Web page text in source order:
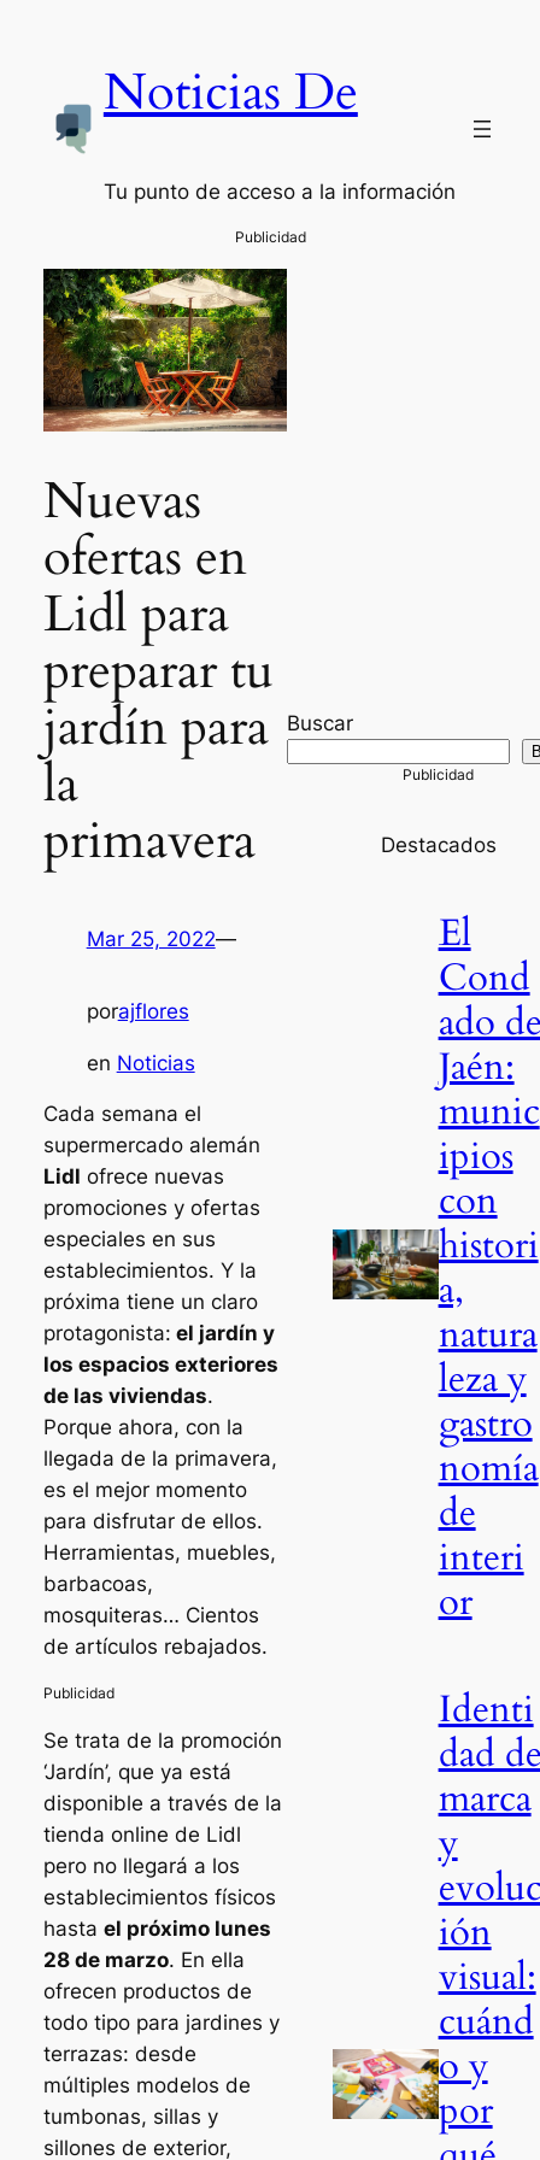
Noticias De
Tu punto de acceso a la información
Nuevas
ofertas en
Lidl para
preparar tu
jardín para
la
primavera
Mar 25, 2022—
porajflores
en Noticias
Cada semana el
supermercado alemán
Lidl ofrece nuevas
promociones y ofertas
especiales en sus
establecimientos. Y la
próxima tiene un claro
protagonista: el jardín y
los espacios exteriores
de las viviendas.
Porque ahora, con la
llegada de la primavera,
es el mejor momento
para disfrutar de ellos.
Herramientas, muebles,
barbacoas,
mosquiteras… Cientos
de artículos rebajados.
Se trata de la promoción
‘Jardín’, que ya está
disponible a través de la
tienda online de Lidl
pero no llegará a los
establecimientos físicos
hasta el próximo lunes
28 de marzo. En ella
ofrecen productos de
todo tipo para jardines y
terrazas: desde
múltiples modelos de
tumbonas, sillas y
sillones de exterior,
Buscar
Destacados
El
Cond
ado
Jaén:
munic
ipios
con
histori
a,
natura
leza y
gastro
nomía
de
interi
or
Identi
dad
marca
y
ión
visual:
cuánd
o y
por